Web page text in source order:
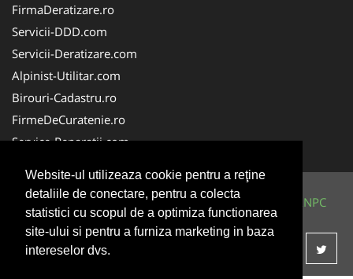
Website-ul utilizeaza cookie pentru a reţine
detaliile de conectare, pentru a colecta
statistici cu scopul de a optimiza functionarea
site-ului si pentru a furniza marketing in baza
intereselor dvs.
FirmaDeratizare.ro
Servicii-DDD.com
Servicii-Deratizare.com
Alpinist-Utilitar.com
Birouri-Cadastru.ro
FirmeDeCuratenie.ro
Service-Reparatii.com
© 2014-2026 Powered byVilonMedia&TekaBility
ANPC
SOL